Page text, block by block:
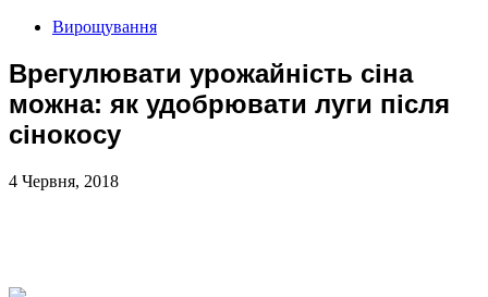
Вирощування
Врегулювати урожайність сіна
можна: як удобрювати луги після
сінокосу
4 Червня, 2018